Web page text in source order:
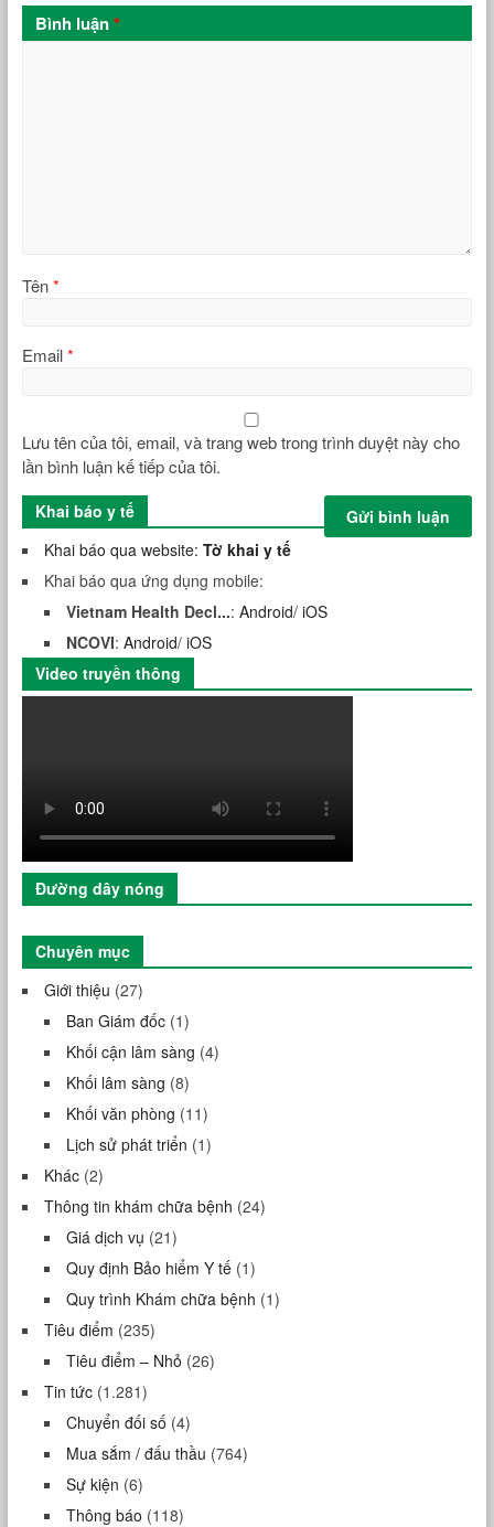
Bình luận*
Tên*
Email*
Lưu tên của tôi, email, và trang web trong trình duyệt này cho
lần bình luận kế tiếp của tôi.
Khai báo y tế
Khai báo qua website: Tờ khai y tế
Khai báo qua ứng dụng mobile:
Vietnam Health Decl...: Android/ iOS
NCOVI: Android/ iOS
Video truyền thông
Đường dây nóng
Chuyên mục
Giới thiệu (27)
Ban Giám đốc(1)
Khối cận lâm sàng (4)
Khối lâm sàng (8)
Khối văn phòng (11)
Lịch sử phát triển (1)
Khác(2)
Thông tin khám chữa bệnh (24)
Giá dịch vụ (21)
Quy định Bảo hiểm Y tế(1)
Quy trình Khám chữa bệnh (1)
Tiêu điểm (235)
Tiêu điểm – Nhỏ (26)
Tin tức(1.281)
Chuyển đối số (4)
Mua sắm / đấu thầu (764)
Sự kiện (6)
Thông báo (118)